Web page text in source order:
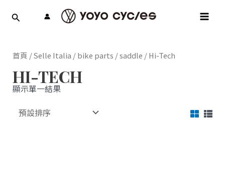
首頁 /Selle Italia /bike parts /saddle / Hi-Tech
HI-TECH
顯示單一結果